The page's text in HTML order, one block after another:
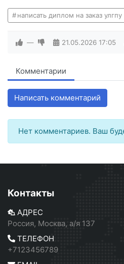
написать диплом на заказ улгпу
— 21.05.2026 17:05
Комментарии
Написать комментарий
Нет комментариев. Ваш
Контакты
АДРЕС
Россия, Москва, а/я 137
ТЕЛЕФОН
+7123456789